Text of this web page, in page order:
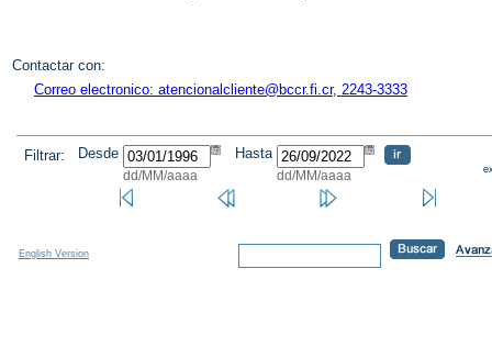
Contactar con:
Correo electronico: atencionalcliente@bccr.fi.cr, 2243-3333
Filtrar: Desde
dd/MM/aaaa
Hasta
dd/MM/aaaa
English Version